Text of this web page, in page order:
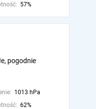
57%
pogodnie
1013 hPa
62%